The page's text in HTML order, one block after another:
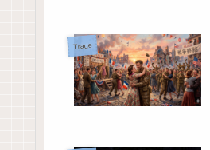
Trade